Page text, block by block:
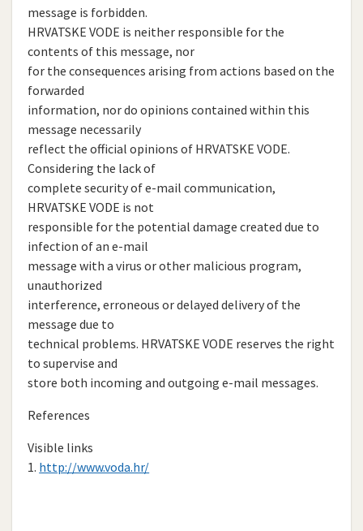
message is forbidden.
HRVATSKE VODE is neither responsible for the
contents of this message, nor
for the consequences arising from actions based on the
forwarded
information, nor do opinions contained within this
message necessarily
reflect the official opinions of HRVATSKE VODE.
Considering the lack of
complete security of e-mail communication,
HRVATSKE VODE is not
responsible for the potential damage created due to
infection of an e-mail
message with a virus or other malicious program,
unauthorized
interference, erroneous or delayed delivery of the
message due to
technical problems. HRVATSKE VODE reserves the right
to supervise and
store both incoming and outgoing e-mail messages.
References
Visible links
1. http://www.voda.hr/